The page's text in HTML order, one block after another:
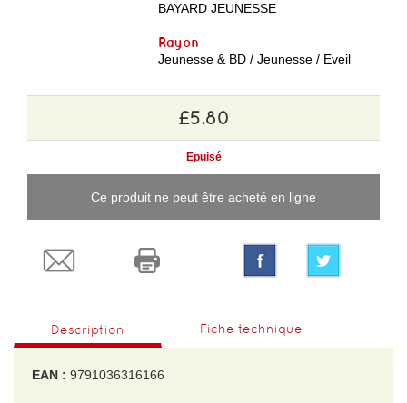
BAYARD JEUNESSE
Rayon
Jeunesse & BD / Jeunesse / Eveil
£5.80
Epuisé
Ce produit ne peut être acheté en ligne
Description Fiche technique
EAN : 9791036316166